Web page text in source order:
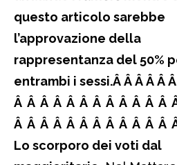
questo articolo sarebbe
l’approvazione della
rappresentanza del 50%
entrambi i sessi.Â Â Â Â Â Â
Â Â Â Â Â Â Â Â Â Â Â Â
Â Â Â Â Â Â Â Â Â Â Â Â
Lo scorporo dei voti dal